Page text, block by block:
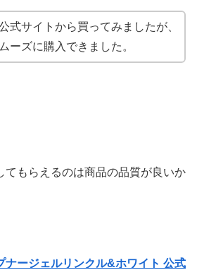
式サイトから買ってみましたが、
ーズに購入できました。
てもらえるのは商品の品質が良いか
ナージェルリンクル&ホワイト 公式